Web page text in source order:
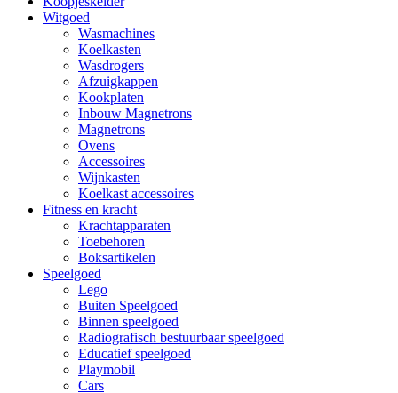
Witgoed
Wasmachines
Koelkasten
Wasdrogers
Afzuigkappen
Kookplaten
Inbouw Magnetrons
Magnetrons
Ovens
Accessoires
Wijnkasten
Koelkast accessoires
Fitness en kracht
Krachtapparaten
Toebehoren
Boksartikelen
Speelgoed
Lego
Buiten Speelgoed
Binnen speelgoed
Radiografisch bestuurbaar speelgoed
Educatief speelgoed
Playmobil
Cars